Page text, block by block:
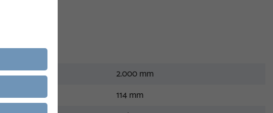
2.000 mm
114 mm